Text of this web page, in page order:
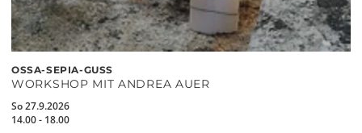
OSSA-SEPIA-GUSS
WORKSHOP MIT ANDREA AUER
So 27.9.2026
14.00 - 18.00